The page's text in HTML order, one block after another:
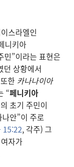
스라엘인
니키아
민”이라는 표현은
던 상황에서
한 카나나이아
“페니키아
초기 주민이
안”이 주로
15:22, 각주) 그
자가